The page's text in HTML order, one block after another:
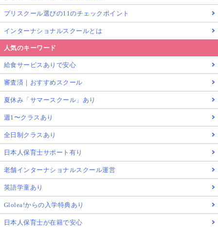
プリスクール選びの11のチェックポイント
インターナショナルスクールとは
人気のキーワード
給食サービスありで安心
審査済｜おすすめスクール
夏休み「サマースクール」あり
週1〜クラスあり
全日制クラスあり
日本人保育士サポート有り
老舗インターナショナルスクール運営
英語学童あり
Glolea!からの入学特典あり
日本人保育士が在籍で安心